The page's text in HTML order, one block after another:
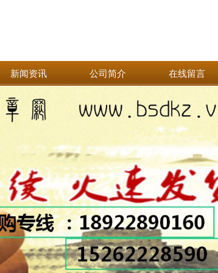
新闻资讯 公司简介 在线留言